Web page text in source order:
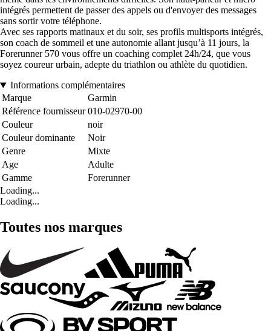
intégrés permettent de passer des appels ou d'envoyer des messages
sans sortir votre téléphone.
Avec ses rapports matinaux et du soir, ses profils multisports intégrés,
son coach de sommeil et une autonomie allant jusqu’à 11 jours, la
Forerunner 570 vous offre un coaching complet 24h/24, que vous
soyez coureur urbain, adepte du triathlon ou athlète du quotidien.
Informations complémentaires
Marque
Garmin
Référence fournisseur 010-02970-00
Couleur
noir
Couleur dominante
Noir
Genre
Mixte
Age
Adulte
Gamme
Forerunner
Loading...
Loading...
Toutes nos marques